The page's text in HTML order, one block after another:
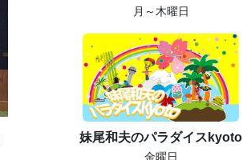
月～木曜日
妹尾和夫のパラダイスkyoto
金曜日